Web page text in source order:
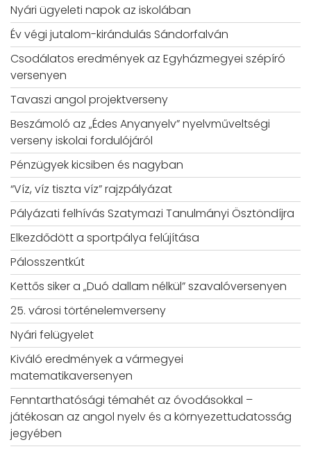
Nyári ügyeleti napok az iskolában
Év végi jutalom-kirándulás Sándorfalván
Csodálatos eredmények az Egyházmegyei szépíró
versenyen
Tavaszi angol projektverseny
Beszámoló az „Édes Anyanyelv” nyelvműveltségi
verseny iskolai fordulójáról
Pénzügyek kicsiben és nagyban
“Víz, víz tiszta víz” rajzpályázat
Pályázati felhívás Szatymazi Tanulmányi Ösztöndíjra
Elkezdődött a sportpálya felújítása
Pálosszentkút
Kettős siker a „Duó dallam nélkül” szavalóversenyen
25. városi történelemverseny
Nyári felügyelet
Kiváló eredmények a vármegyei
matematikaversenyen
Fenntarthatósági témahét az óvodásokkal –
játékosan az angol nyelv és a környezettudatosság
jegyében